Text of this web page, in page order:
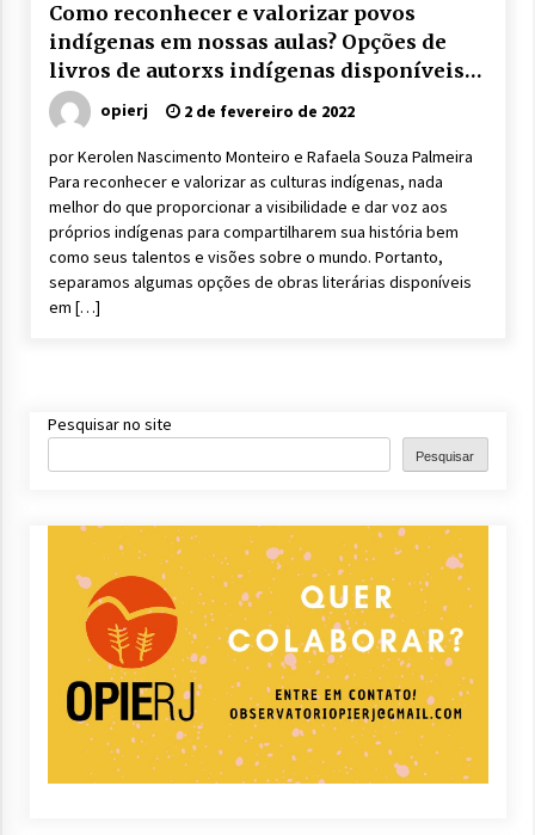
Como reconhecer e valorizar povos
indígenas em nossas aulas? Opções de
livros de autorxs indígenas disponíveis
na Internet
opierj 2 de fevereiro de 2022
por Kerolen Nascimento Monteiro e Rafaela Souza Palmeira
Para reconhecer e valorizar as culturas indígenas, nada
melhor do que proporcionar a visibilidade e dar voz aos
próprios indígenas para compartilharem sua história bem
como seus talentos e visões sobre o mundo. Portanto,
separamos algumas opções de obras literárias disponíveis
em […]
Pesquisar no site
Pesquisar